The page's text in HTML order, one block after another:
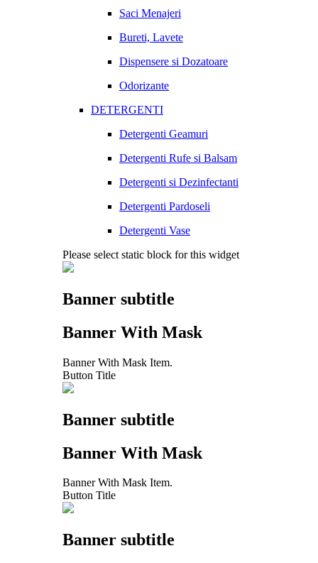
Saci Menajeri
Bureti, Lavete
Dispensere si Dozatoare
Odorizante
DETERGENTI
Detergenti Geamuri
Detergenti Rufe si Balsam
Detergenti si Dezinfectanti
Detergenti Pardoseli
Detergenti Vase
Please select static block for this widget
Banner subtitle
Banner With Mask
Banner With Mask Item.
Button Title
Banner subtitle
Banner With Mask
Banner With Mask Item.
Button Title
Banner subtitle